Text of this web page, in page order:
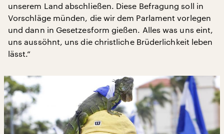
unserem Land abschließen. Diese Befragung soll in
Vorschläge münden, die wir dem Parlament vorlegen
und dann in Gesetzesform gießen. Alles was uns eint,
uns aussöhnt, uns die christliche Brüderlichkeit leben
lässt.“